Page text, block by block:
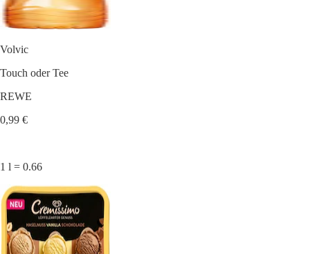
Volvic
Touch oder Tee
REWE
0,99 €
1 l = 0.66